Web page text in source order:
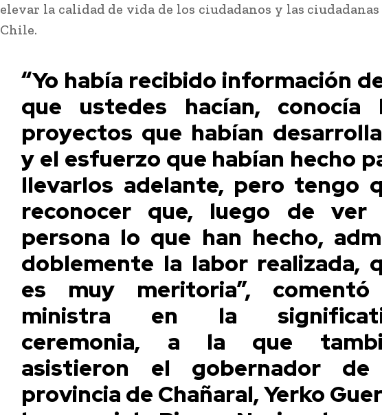
elevar la calidad de vida de los ciudadanos y las
Chile.
“Yo había recibido información
que ustedes hacían, conocía
proyectos que habían
y el esfuerzo que habían hecho
llevarlos adelante, pero tengo
reconocer que, luego de ver
persona lo que han hecho,
doblemente la labor realizada,
es muy meritoria”,
ministra en la
ceremonia, a la que
asistieron el gobernador
provincia de Chañaral, Yerko